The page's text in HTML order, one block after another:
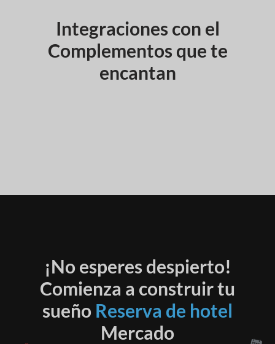
Integraciones con el
Complementos que te
encantan
¡No esperes despierto!
Comienza a construir tu
sueño Reserva de hotel
Mercado